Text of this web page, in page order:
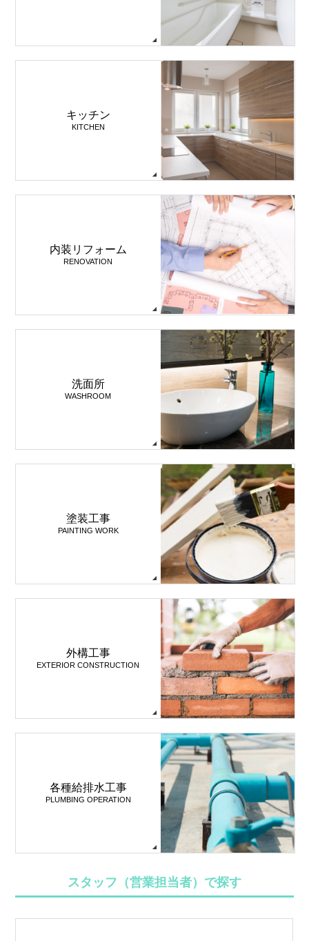
キッチン
KITCHEN
内装リフォーム
RENOVATION
洗面所
WASHROOM
塗装工事
PAINTING WORK
外構工事
EXTERIOR CONSTRUCTION
各種給排水工事
PLUMBING OPERATION
スタッフ（営業担当者）で探す